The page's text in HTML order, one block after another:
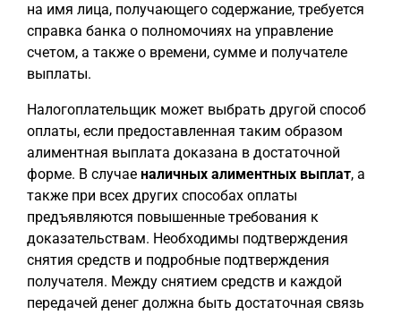
на имя лица, получающего содержание, требуется
справка банка о полномочиях на управление
счетом, а также о времени, сумме и получателе
выплаты.
Налогоплательщик может выбрать другой способ
оплаты, если предоставленная таким образом
алиментная выплата доказана в достаточной
форме. В случае наличных алиментных выплат, а
также при всех других способах оплаты
предъявляются повышенные требования к
доказательствам. Необходимы подтверждения
снятия средств и подробные подтверждения
получателя. Между снятием средств и каждой
передачей денег должна быть достаточная связь